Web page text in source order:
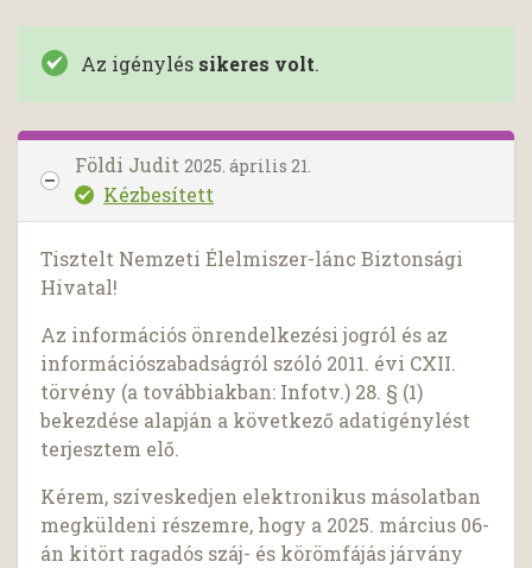
Az igénylés sikeres volt.
Földi Judit 2025. április 21.
Kézbesített
Tisztelt Nemzeti Élelmiszer-lánc Biztonsági
Hivatal!
Az információs önrendelkezési jogról és az
információszabadságról szóló 2011. évi CXII.
törvény (a továbbiakban: Infotv.) 28. § (1)
bekezdése alapján a következő adatigénylést
terjesztem elő.
Kérem, szíveskedjen elektronikus másolatban
megküldeni részemre, hogy a 2025. március 06-
án kitört ragadós száj- és körömfájás járvány